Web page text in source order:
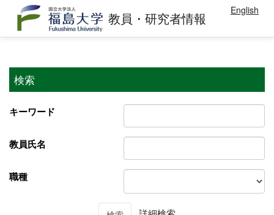
教員・研究者情報 English
検索
キーワード
教員氏名
職種